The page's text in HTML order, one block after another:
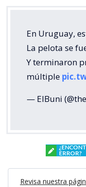
En Uruguay,
La pelota se
Y terminaron
múltiple
— ElBuni
ERROR?
Revisa nuestra